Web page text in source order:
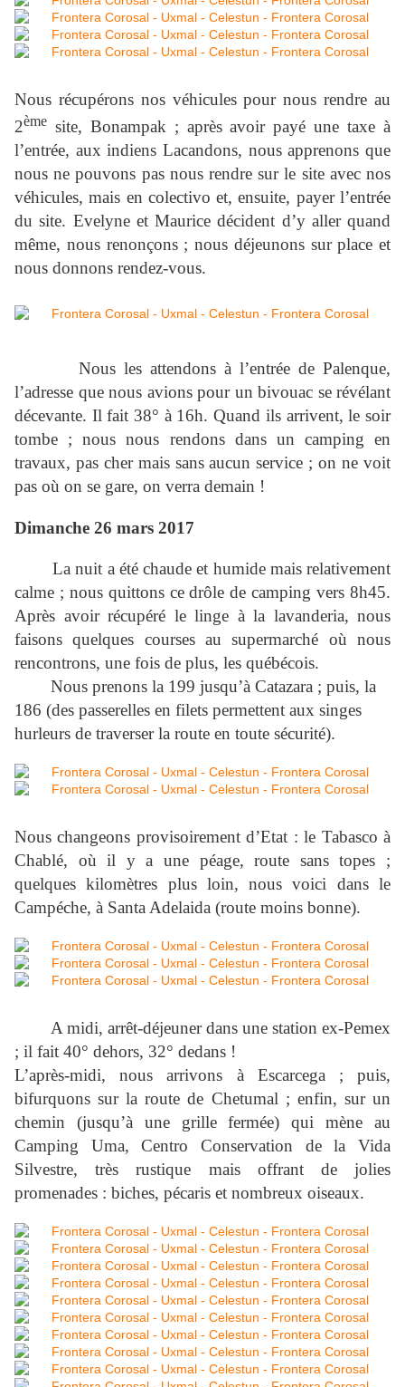
Nous récupérons nos véhicules pour nous rendre au
2ème site, Bonampak ; après avoir payé une taxe à
l’entrée, aux indiens Lacandons, nous apprenons que
nous ne pouvons pas nous rendre sur le site avec nos
véhicules, mais en colectivo et, ensuite, payer l’entrée
du site. Evelyne et Maurice décident d’y aller quand
même, nous renonçons ; nous déjeunons sur place et
nous donnons rendez-vous.
Nous les attendons à l’entrée de Palenque,
l’adresse que nous avions pour un bivouac se révélant
décevante. Il fait 38° à 16h. Quand ils arrivent, le soir
tombe ; nous nous rendons dans un camping en
travaux, pas cher mais sans aucun service ; on ne voit
pas où on se gare, on verra demain !
Dimanche 26 mars 2017
La nuit a été chaude et humide mais relativement
calme ; nous quittons ce drôle de camping vers 8h45.
Après avoir récupéré le linge à la lavanderia, nous
faisons quelques courses au supermarché où nous
rencontrons, une fois de plus, les québécois.
Nous prenons la 199 jusqu’à Catazara ; puis, la
186 (des passerelles en filets permettent aux singes
hurleurs de traverser la route en toute sécurité).
Nous changeons provisoirement d’Etat : le Tabasco à
Chablé, où il y a une péage, route sans topes ;
quelques kilomètres plus loin, nous voici dans le
Campéche, à Santa Adelaida (route moins bonne).
A midi, arrêt-déjeuner dans une station ex-Pemex
; il fait 40° dehors, 32° dedans !
L’après-midi, nous arrivons à Escarcega ; puis,
bifurquons sur la route de Chetumal ; enfin, sur un
chemin (jusqu’à une grille fermée) qui mène au
Camping Uma, Centro Conservation de la Vida
Silvestre, très rustique mais offrant de jolies
promenades : biches, pécaris et nombreux oiseaux.